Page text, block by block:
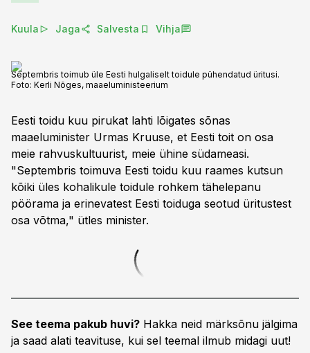
Kuula Jaga Salvesta Vihja
Septembris toimub üle Eesti hulgaliselt toidule pühendatud üritusi.
Foto: Kerli Nõges, maaeluministeerium
Eesti toidu kuu pirukat lahti lõigates sõnas
maaeluminister Urmas Kruuse, et Eesti toit on osa
meie rahvuskultuurist, meie ühine südameasi.
"Septembris toimuva Eesti toidu kuu raames kutsun
kõiki üles kohalikule toidule rohkem tähelepanu
pöörama ja erinevatest Eesti toiduga seotud üritustest
osa võtma," ütles minister.
See teema pakub huvi? Hakka neid märksõnu jälgima
ja saad alati teavituse, kui sel teemal ilmub midagi uut!